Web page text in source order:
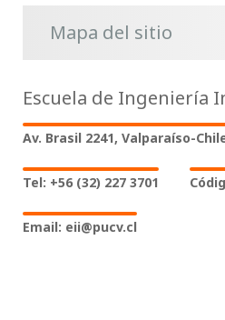
Mapa del sitio
Escuela de Ingeniería
Av. Brasil 2241, Valparaíso-
Tel: +56 (32) 227 3701
Email: eii@pucv.cl